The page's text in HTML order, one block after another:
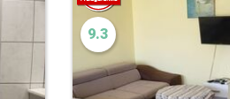
9.3